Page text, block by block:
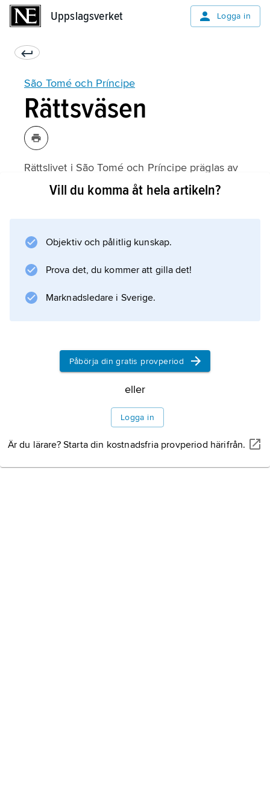
Uppslagsverket Logga in
São Tomé och Príncipe
Rättsväsen
Rättslivet i São Tomé och Príncipe präglas av
det portugisiska rättsarvet. Dödsstraffet
Vill du komma åt hela artikeln?
Objektiv och pålitlig kunskap.
Prova det, du kommer att gilla det!
Marknadsledare i Sverige.
Påbörja din gratis provperiod
eller
Logga in
Är du lärare? Starta din kostnadsfria provperiod härifrån.